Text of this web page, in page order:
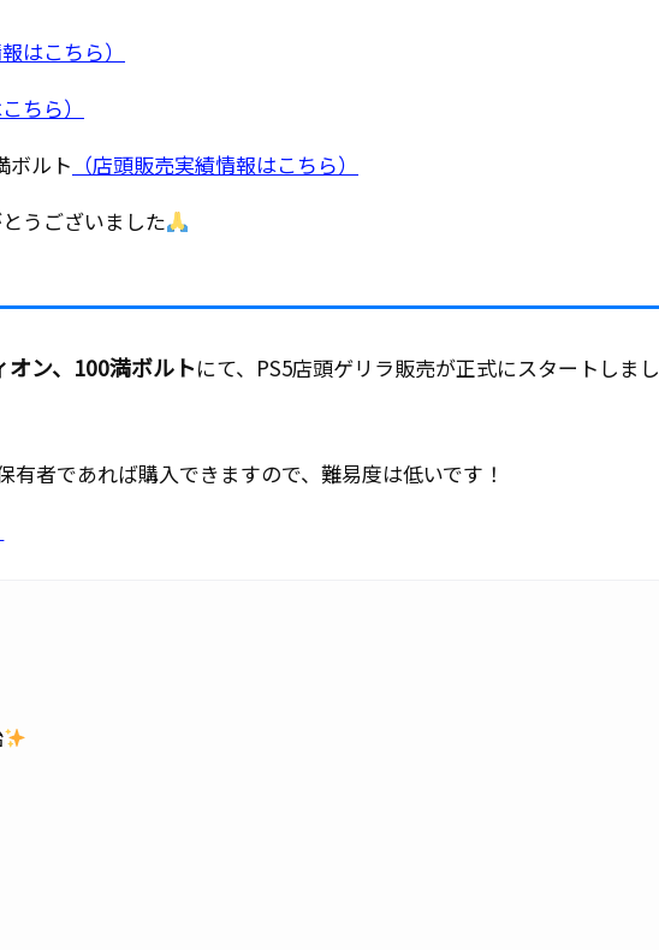
はこちら）
ちら）
ボルト （店頭販売実績情報はこちら）
うございました
オン、100満ボルトにて、PS5店頭ゲリラ販売が正式にスタートしまし
者であれば購入できますので、難易度は低いです！